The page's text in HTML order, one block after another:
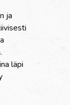
ja
läpi